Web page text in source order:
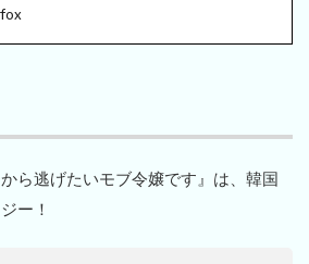
ら逃げたいモブ令嬢です』は、韓国
ー！